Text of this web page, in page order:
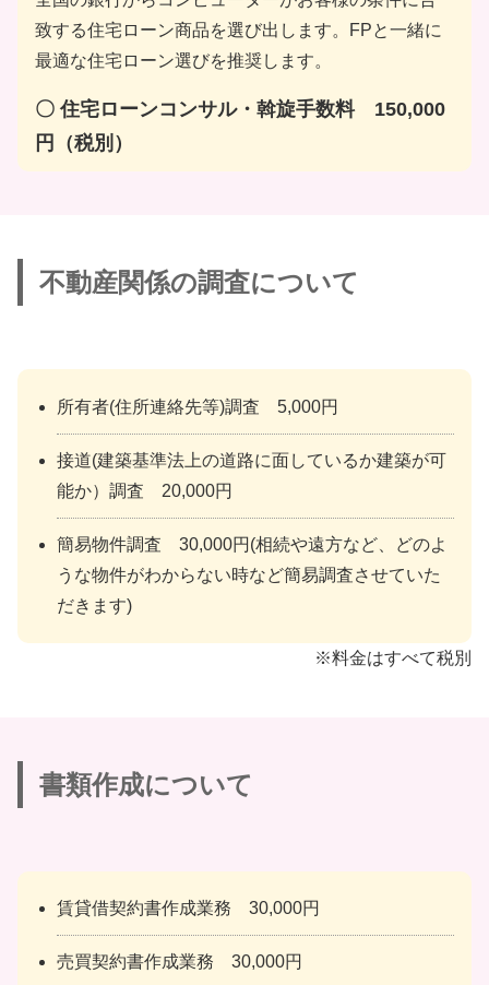
致する住宅ローン商品を選び出します。FPと一緒に
最適な住宅ローン選びを推奨します。
〇 住宅ローンコンサル・斡旋手数料 150,000
円（税別）
不動産関係の調査について
所有者(住所連絡先等)調査 5,000円
接道(建築基準法上の道路に面しているか建築が可
能か）調査 20,000円
簡易物件調査 30,000円(相続や遠方など、どのよ
うな物件がわからない時など簡易調査させていた
だきます)
※料金はすべて税別
書類作成について
賃貸借契約書作成業務 30,000円
売買契約書作成業務 30,000円